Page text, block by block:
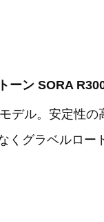
ン SORA
デル。安定性
グラベルロー